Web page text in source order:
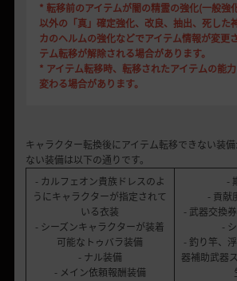
* 転移前のアイテムが闇の精霊の強化(一般強
以外の「真」確定強化、改良、抽出、死した
カのヘルムの強化などでアイテム情報が変更
テム転移が解除される場合があります。
* アイテム転移時、転移されたアイテムの能
変わる場合があります。
キャラクター転換後にアイテム転移できない装
ない装備は以下の通りです。
- カルフェオン貴族ドレスのよ
うにキャラクターが指定されて
いる衣装
- シーズンキャラクターが装着
可能なトゥバラ装備
- ナル装備
- メイン依頼報酬装備
-
- 貢献
- 武器交換
-
- 釣り竿、
器補助武器